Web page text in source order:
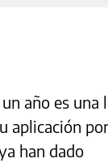
año es una
aplicación por
han dado